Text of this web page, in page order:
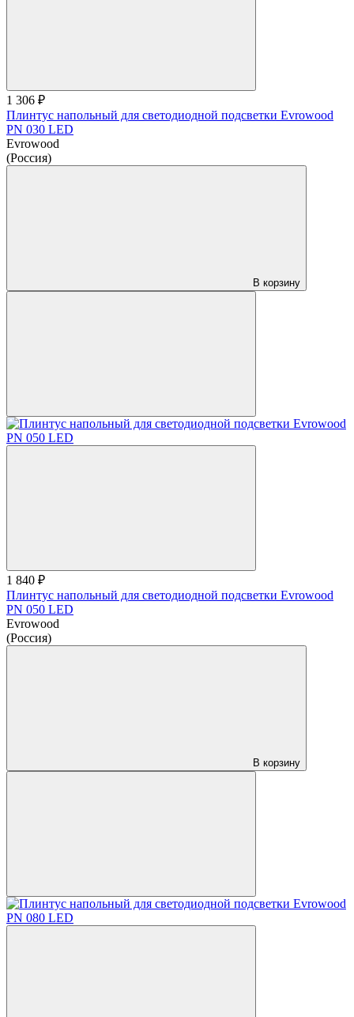
1 306 ₽
Плинтус напольный для светодиодной подсветки Evrowood
PN 030 LED
Evrowood
(Россия)
В корзину
1 840 ₽
Плинтус напольный для светодиодной подсветки Evrowood
PN 050 LED
Evrowood
(Россия)
В корзину